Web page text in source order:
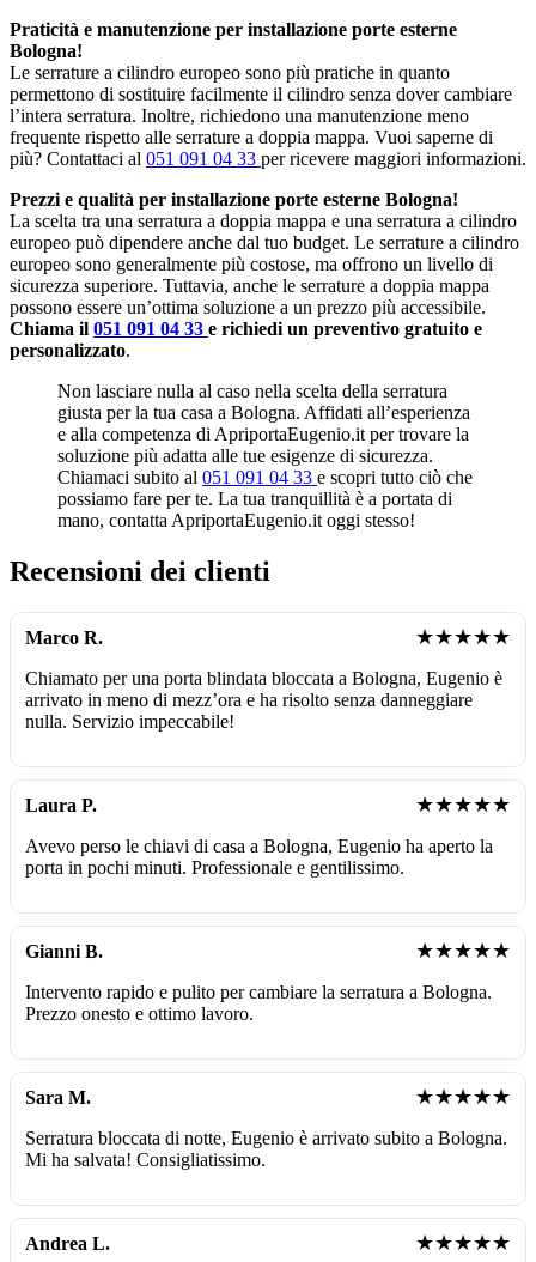
Praticità e manutenzione per installazione porte esterne
Bologna!
Le serrature a cilindro europeo sono più pratiche in quanto
permettono di sostituire facilmente il cilindro senza dover cambiare
l’intera serratura. Inoltre, richiedono una manutenzione meno
frequente rispetto alle serrature a doppia mappa. Vuoi saperne di
più? Contattaci al 051 091 04 33 per ricevere maggiori informazioni.
Prezzi e qualità per installazione porte esterne Bologna!
La scelta tra una serratura a doppia mappa e una serratura a cilindro
europeo può dipendere anche dal tuo budget. Le serrature a cilindro
europeo sono generalmente più costose, ma offrono un livello di
sicurezza superiore. Tuttavia, anche le serrature a doppia mappa
possono essere un’ottima soluzione a un prezzo più accessibile.
Chiama il 051 091 04 33 e richiedi un preventivo gratuito e
personalizzato.
Non lasciare nulla al caso nella scelta della serratura
giusta per la tua casa a Bologna. Affidati all’esperienza
e alla competenza di ApriportaEugenio.it per trovare la
soluzione più adatta alle tue esigenze di sicurezza.
Chiamaci subito al 051 091 04 33 e scopri tutto ciò che
possiamo fare per te. La tua tranquillità è a portata di
mano, contatta ApriportaEugenio.it oggi stesso!
Recensioni dei clienti
Marco R. ★★★★★
Chiamato per una porta blindata bloccata a Bologna, Eugenio è
arrivato in meno di mezz’ora e ha risolto senza danneggiare
nulla. Servizio impeccabile!
Laura P. ★★★★★
Avevo perso le chiavi di casa a Bologna, Eugenio ha aperto la
porta in pochi minuti. Professionale e gentilissimo.
Gianni B. ★★★★★
Intervento rapido e pulito per cambiare la serratura a Bologna.
Prezzo onesto e ottimo lavoro.
Sara M. ★★★★★
Serratura bloccata di notte, Eugenio è arrivato subito a Bologna.
Mi ha salvata! Consigliatissimo.
Andrea L. ★★★★★